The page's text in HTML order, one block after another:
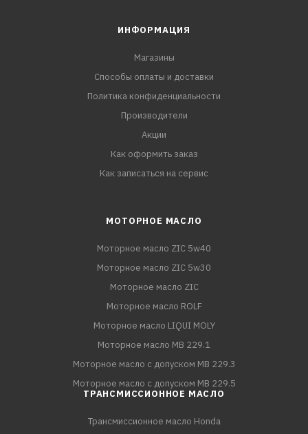
ИНФОРМАЦИЯ
Магазины
Способы оплаты и доставки
Политика конфиденциальности
Производители
Акции
Как оформить заказ
Как записаться на сервис
МОТОРНОЕ МАСЛО
Моторное масло ZIC 5w40
Моторное масло ZIC 5w30
Моторное масло ZIC
Моторное масло ROLF
Моторное масло LIQUI MOLY
Моторное масло MB 229.1
Моторное масло с допуском MB 229.3
Моторное масло с допуском MB 229.5
ТРАНСМИССИОННОЕ МАСЛО
Трансмиссионное масло Honda